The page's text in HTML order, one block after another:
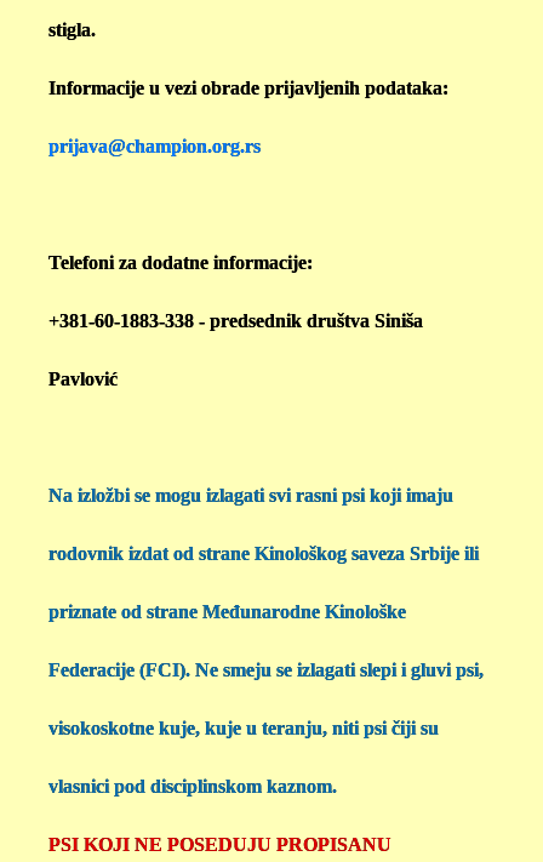
stigla.
Informacije u vezi obrade prijavljenih podataka:
prijava@champion.org.rs
Telefoni za dodatne informacije:
+381-60-1883-338 - predsednik društva Siniša
Pavlović
Na izložbi se mogu izlagati svi rasni psi koji imaju
rodovnik izdat od strane Kinološkog saveza Srbije ili
priznate od strane Međunarodne Kinološke
Federacije (FCI). Ne smeju se izlagati slepi i gluvi psi,
visokoskotne kuje, kuje u teranju, niti psi čiji su
vlasnici pod disciplinskom kaznom.
PSI KOJI NE POSEDUJU PROPISANU